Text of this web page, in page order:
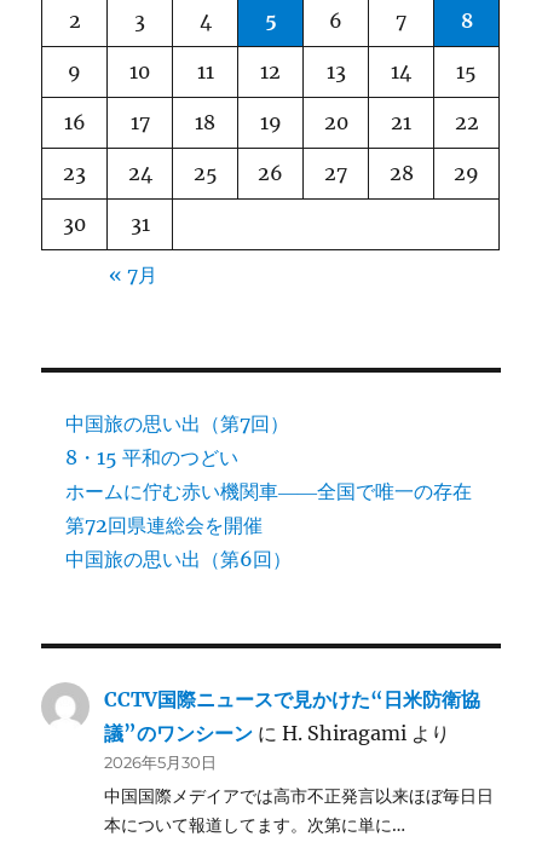
2 3 4 5 6 7 8
9 10 11 12 13 14 15
16 17 18 19 20 21 22
23 24 25 26 27 28 29
30 31
« 7月
中国旅の思い出（第7回）
8・15 平和のつどい
ホームに佇む赤い機関車――全国で唯一の存在
第72回県連総会を開催
中国旅の思い出（第6回）
CCTV国際ニュースで見かけた“日米防衛協
議”のワンシーン にH. Shiragami より
2026年5月30日
中国国際メデイアでは高市不正発言以来ほぼ毎日日
本について報道してます。次第に単に…